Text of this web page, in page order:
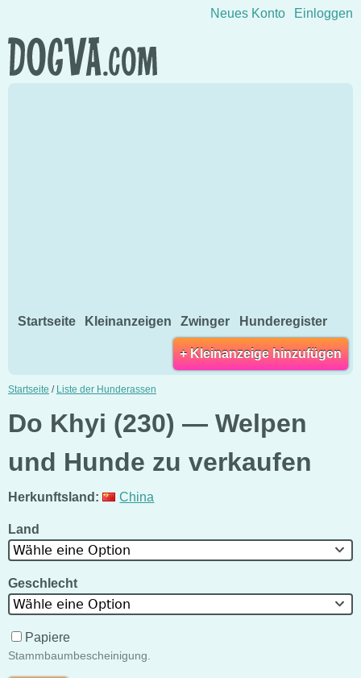
Direkt zum Inhalt wechseln
Neues Konto Einloggen
Startseite Kleinanzeigen Zwinger Hunderegister
+ Kleinanzeige hinzufügen
Startseite / Liste der Hunderassen
Do Khyi (230) — Welpen
und Hunde zu verkaufen
Herkunftsland: China
Land
Wähle eine Option
Geschlecht
Wähle eine Option
Papiere
Stammbaumbescheinigung.